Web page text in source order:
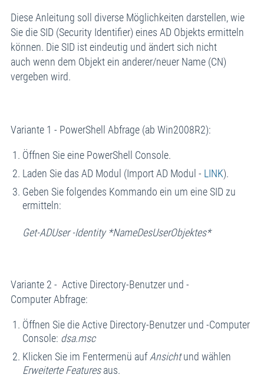
Diese Anleitung soll diverse Möglichkeiten darstellen, wie
Sie die SID (Security Identifier) eines AD Objekts ermitteln
können. Die SID ist eindeutig und ändert sich nicht
auch wenn dem Objekt ein anderer/neuer Name (CN)
vergeben wird.
Variante 1 - PowerShell Abfrage (ab Win2008R2):
Öffnen Sie eine PowerShell Console.
Laden Sie das AD Modul (Import AD Modul - LINK).
Geben Sie folgendes Kommando ein um eine SID zu
ermitteln:
Get-ADUser -Identity *NameDesUserObjektes*
Variante 2 - Active Directory-Benutzer und -
Computer Abfrage:
Öffnen Sie die Active Directory-Benutzer und -Computer
Console: dsa.msc
Klicken Sie im Fentermenü aufAnsichtund wählen
Erweiterte Featuresaus.